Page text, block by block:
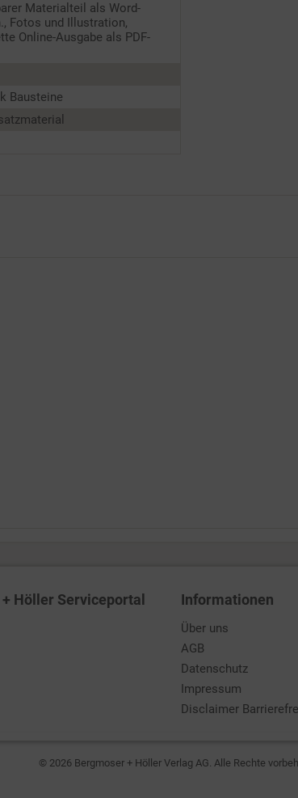
Materialteil als Word-
Fotos und Illustration,
Online-Ausgabe als PDF-
Bausteine
Höller Serviceportal Informationen
Über uns
AGB
Datenschutz
Impressum
Disclaimer
© 2026 Bergmoser + Höller Verlag AG. Alle Rechte